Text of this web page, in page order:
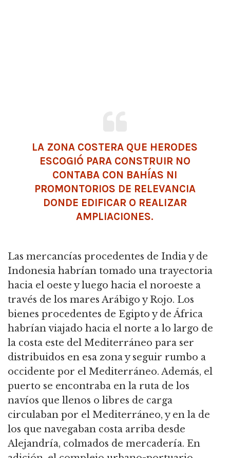
LA ZONA COSTERA QUE HERODES
ESCOGIÓ PARA CONSTRUIR NO
CONTABA CON BAHÍAS NI
PROMONTORIOS DE RELEVANCIA
DONDE EDIFICAR O REALIZAR
AMPLIACIONES.
Las mercancías procedentes de India y de
Indonesia habrían tomado una trayectoria
hacia el oeste y luego hacia el noroeste a
través de los mares Arábigo y Rojo. Los
bienes procedentes de Egipto y de África
habrían viajado hacia el norte a lo largo de
la costa este del Mediterráneo para ser
distribuidos en esa zona y seguir rumbo a
occidente por el Mediterráneo. Además, el
puerto se encontraba en la ruta de los
navíos que llenos o libres de carga
circulaban por el Mediterráneo, y en la de
los que navegaban costa arriba desde
Alejandría, colmados de mercadería. En